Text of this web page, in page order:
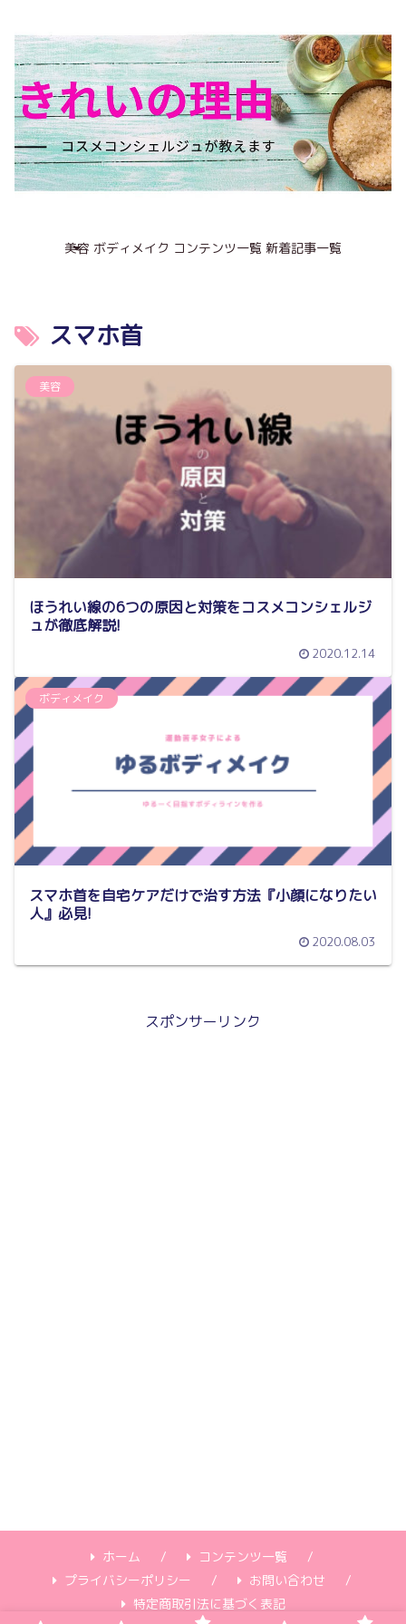
美容 ボディメイク コンテンツ一覧 新着記事一覧
スマホ首
美容
ほうれい線の6つの原因と対策をコスメコンシェルジ
ュが徹底解説!
2020.12.14
ボディメイク
スマホ首を自宅ケアだけで治す方法『小顔になりたい
人』必見!
2020.08.03
スポンサーリンク
ホーム
コンテンツ一覧
プライバシーポリシー
お問い合わせ
特定商取引法に基づく表記